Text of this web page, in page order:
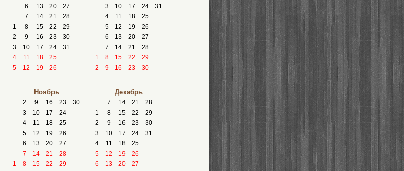
6 13 20
27
7
14 21
28
1
8 15 22
29
2
9 16 23
30
3
10 17 24
31
4
11 18
25
5
12 19 26
3 10 17 24
31
4
11 18
25
5
12 19
26
6
13 20
27
7
14 21
28
1
8 15 22
29
2
9 16 23 30
Ноябрь
2 9 16 23
30
3
10 17
24
4
11 18
25
5
12 19
26
6
13 20
27
7
14 21
28
1
8 15 22 29
Декабрь
7 14 21
28
1
8 15 22
29
2
9 16 23
30
3
10 17 24
31
4
11 18
25
5
12 19
26
6
13 20 27